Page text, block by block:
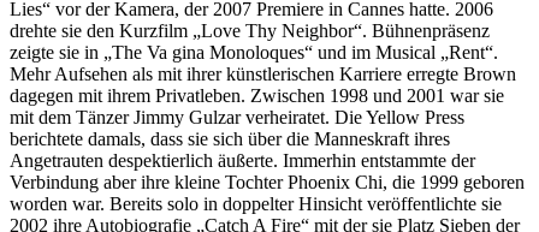
Lies“ vor der Kamera, der 2007 Premiere in Cannes hatte. 2006
drehte sie den Kurzfilm „Love Thy Neighbor“. Bühnenpräsenz
zeigte sie in „The Va gina Monoloques“ und im Musical „Rent“.
Mehr Aufsehen als mit ihrer künstlerischen Karriere erregte Brown
dagegen mit ihrem Privatleben. Zwischen 1998 und 2001 war sie
mit dem Tänzer Jimmy Gulzar verheiratet. Die Yellow Press
berichtete damals, dass sie sich über die Manneskraft ihres
Angetrauten despektierlich äußerte. Immerhin entstammte der
Verbindung aber ihre kleine Tochter Phoenix Chi, die 1999 geboren
worden war. Bereits solo in doppelter Hinsicht veröffentlichte sie
2002 ihre Autobiografie „Catch A Fire“ mit der sie Platz Sieben der